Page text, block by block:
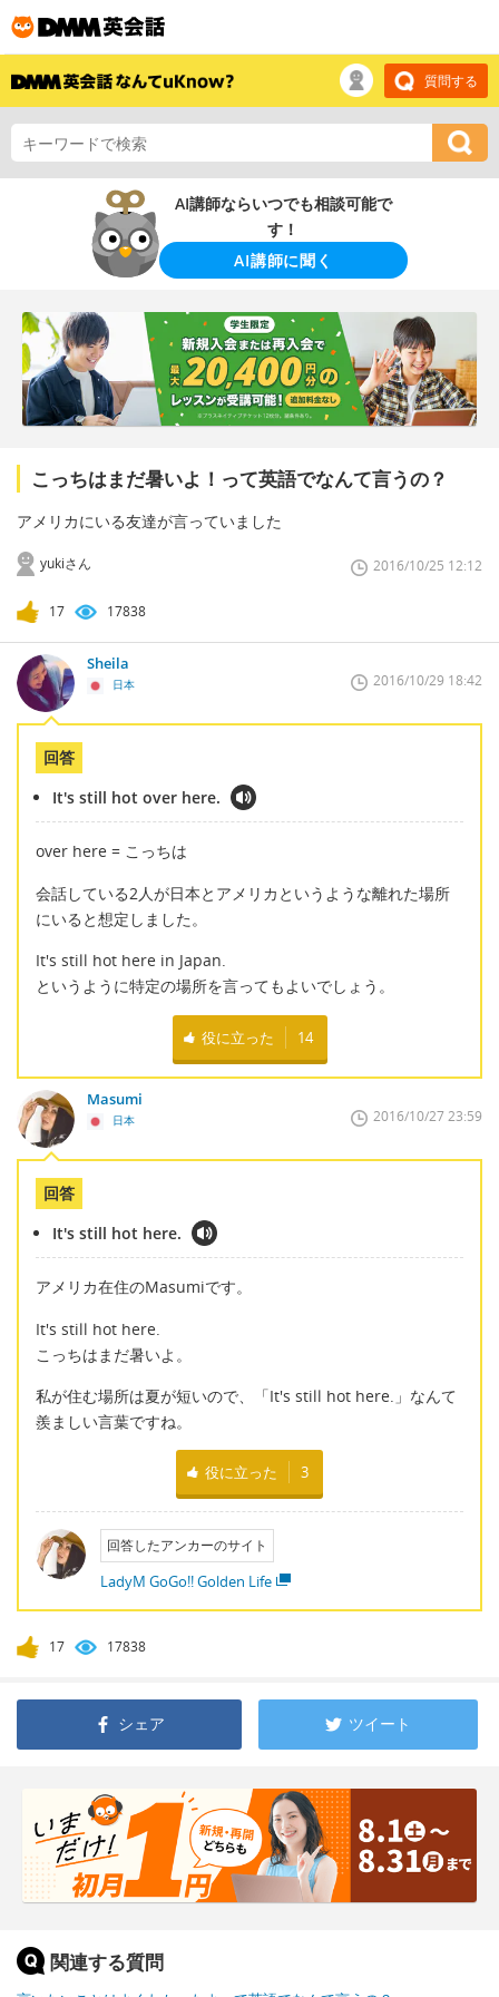
質問する
AI講師ならいつでも相談可能で
す！
AI講師に聞く
こっちはまだ暑いよ！って英語でなんて言うの？
アメリカにいる友達が言っていました
yukiさん 2016/10/25 12:12
17 17838
Sheila
日本 2016/10/29 18:42
回答
It's still hot over here.
over here = こっちは
会話している2人が日本とアメリカというような離れた場所
にいると想定しました。
It's still hot here in Japan.
というように特定の場所を言ってもよいでしょう。
役に立った 14
Masumi
日本 2016/10/27 23:59
回答
It's still hot here.
アメリカ在住のMasumiです。
It's still hot here.
こっちはまだ暑いよ。
私が住む場所は夏が短いので、「It's still hot here.」なんて
羨ましい言葉ですね。
役に立った 3
回答したアンカーのサイト
LadyM GoGo!! Golden Life
17 17838
シェア ツイート
関連する質問